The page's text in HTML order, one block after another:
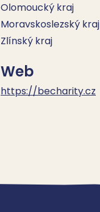
Olomoucký kraj
Moravskoslezský kraj
Zlínský kraj
Web
https://becharity.cz